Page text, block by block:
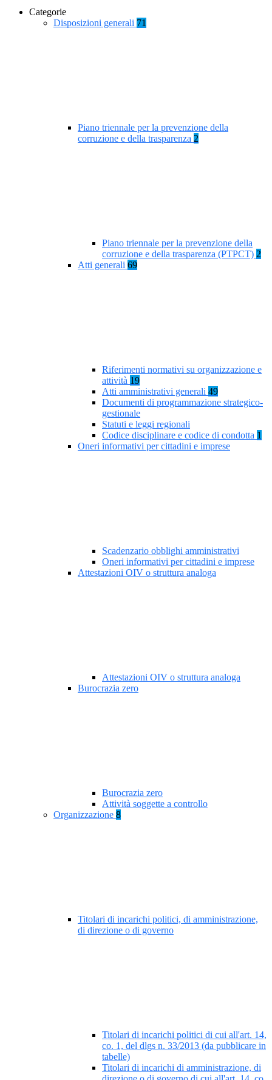
Categorie
Disposizioni generali 71
Piano triennale per la prevenzione della
corruzione e della trasparenza 2
Piano triennale per la prevenzione della
corruzione e della trasparenza (PTPCT) 2
Atti generali 69
Riferimenti normativi su organizzazione e
attività 19
Atti amministrativi generali 49
Documenti di programmazione strategico-
gestionale
Statuti e leggi regionali
Codice disciplinare e codice di condotta 1
Oneri informativi per cittadini e imprese
Scadenzario obblighi amministrativi
Oneri informativi per cittadini e imprese
Attestazioni OIV o struttura analoga
Attestazioni OIV o struttura analoga
Burocrazia zero
Burocrazia zero
Attività soggette a controllo
Organizzazione 8
Titolari di incarichi politici, di amministrazione,
di direzione o di governo
Titolari di incarichi politici di cui all'art. 14,
co. 1, del dlgs n. 33/2013 (da pubblicare in
tabelle)
Titolari di incarichi di amministrazione, di